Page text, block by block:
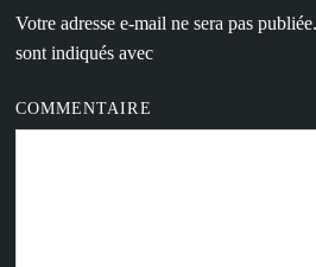
Votre adresse e-mail ne sera pas publiée.
sont indiqués avec
COMMENTAIRE